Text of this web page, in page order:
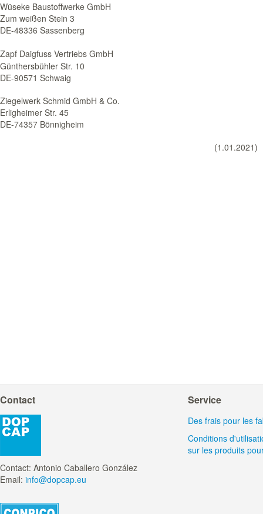
Wüseke Baustoffwerke GmbH
Zum weißen Stein 3
DE-48336 Sassenberg
Zapf Daigfuss Vertriebs GmbH
Günthersbühler Str. 10
DE-90571 Schwaig
Ziegelwerk Schmid GmbH & Co.
Erligheimer Str. 45
DE-74357 Bönnigheim
(1.01.2021)
Contact
Contact: Antonio Caballero González
Email: info@dopcap.eu
Service
Des frais pour les
Conditions
sur les produits